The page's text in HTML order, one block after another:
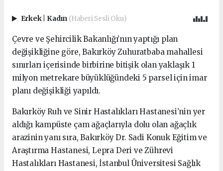
Erkek Kadın (Haberi Sesli Oku)
Çevre ve Şehircilik Bakanlığı’nın yaptığı plan
değişikliğine göre, Bakırköy Zuhuratbaba mahallesi
sınırları içerisinde birbirine bitişik olan yaklaşık 1
milyon metrekare büyüklüğündeki 5 parsel için imar
planı değişikliği yapıldı.
Bakırköy Ruh ve Sinir Hastalıkları Hastanesi’nin yer
aldığı kampüste çam ağaçlarıyla dolu olan ağaçlık
arazinin yanı sıra, Bakırköy Dr. Sadi Konuk Eğitim ve
Araştırma Hastanesi, Lepra Deri ve Zührevi
Hastalıkları Hastanesi, İstanbul Üniversitesi Sağlık